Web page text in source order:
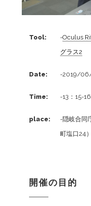
Tool: -Oculus
グラス2
Date: -2019/
Time: -13：15-
place:
-隠岐合同
町塩口24）
開催の目的